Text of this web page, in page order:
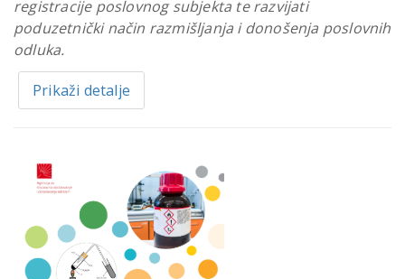
registracije poslovnog subjekta te razvijati
poduzetnički način razmišljanja i donošenja poslovnih
odluka.
Prikaži detalje